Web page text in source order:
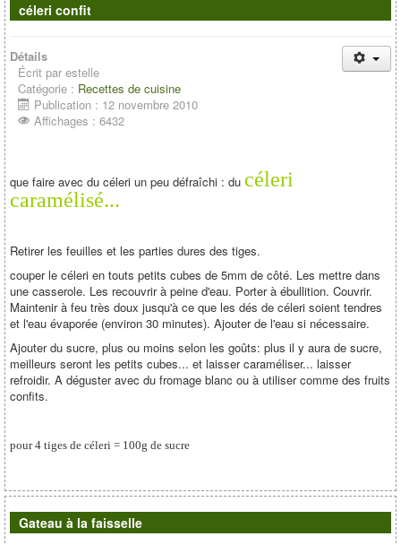
céleri confit
Détails
Écrit par estelle
Catégorie : Recettes de cuisine
Publication : 12 novembre 2010
Affichages : 6432
que faire avec du céleri un peu défraîchi : du céleri
caramélisé...
Retirer les feuilles et les parties dures des tiges.
couper le céleri en touts petits cubes de 5mm de côté. Les mettre dans
une casserole. Les recouvrir à peine d'eau. Porter à ébullition. Couvrir.
Maintenir à feu très doux jusqu'à ce que les dés de céleri soient tendres
et l'eau évaporée (environ 30 minutes). Ajouter de l'eau si nécessaire.
Ajouter du sucre, plus ou moins selon les goûts: plus il y aura de sucre,
meilleurs seront les petits cubes... et laisser caraméliser... laisser
refroidir. A déguster avec du fromage blanc ou à utiliser comme des fruits
confits.
pour 4 tiges de céleri = 100g de sucre
Gateau à la faisselle